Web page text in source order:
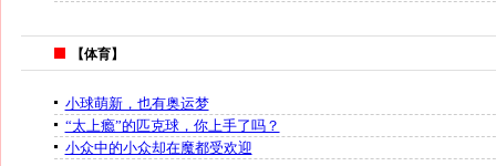
【体育】
小球萌新，也有奥运梦
“太上瘾”的匹克球，你上手了吗？
小众中的小众却在魔都受欢迎